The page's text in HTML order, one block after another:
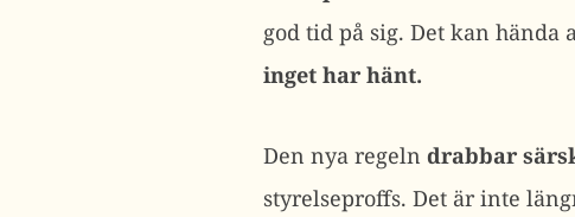
god tid på sig. Det kan
inget har hänt.
Den nya regeln drabbar
styrelseproffs. Det är inte